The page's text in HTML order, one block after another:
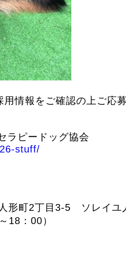
情報をご確認の上ご応
ラピードッグ協会
stuff/
形町2丁目3-5 ソレイユ
18：00）